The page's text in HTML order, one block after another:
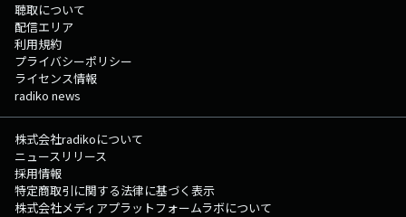
聴取について
配信エリア
利用規約
プライバシーポリシー
ライセンス情報
radiko news
株式会社radikoについて
ニュースリリース
採用情報
特定商取引に関する法律に基づく表示
株式会社メディアプラットフォームラボについて